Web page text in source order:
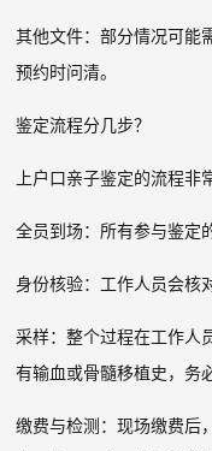
其他文件：部分情况可能
预约时问清。
鉴定流程分几步？
上户口亲子鉴定的流程非
全员到场：所有参与鉴定
身份核验：工作人员会核
采样：整个过程在工作人
有输血或骨髓移植史，务
缴费与检测：现场缴费后